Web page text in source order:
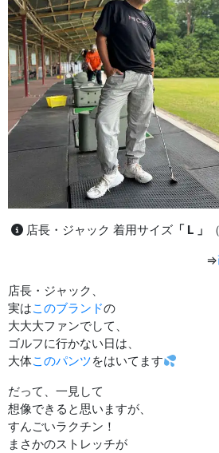
店長・ジャック 着用サイズ 「 L 」
⇒
店長・ジャック、
実はこのブランドの
大大大ファンでして、
ゴルフに行かない日は、
大体このパンツをはいてます
だって、一見して
想像できると思いますが、
すんごいラクチン！
まさかのストレッチが